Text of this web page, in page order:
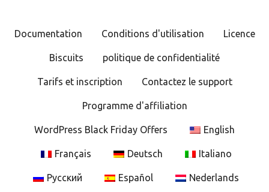
Documentation Conditions d'utilisation Licence
Biscuits politique de confidentialité
Tarifs et inscription Contactez le support
Programme d'affiliation
WordPress Black Friday Offers English
Français Deutsch Italiano
Русский Español Nederlands